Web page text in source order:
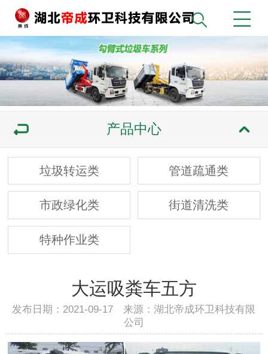
产品中心
垃圾转运类 管道疏通类
市政绿化类 街道清洗类
特种作业类
大运吸粪车五方
发布日期：2021-09-17 来源：湖北帝成环卫科技有限
公司